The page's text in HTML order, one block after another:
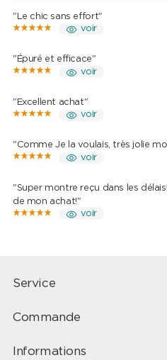
"Le chic sans effort"
voir
"Épuré et efficace"
voir
"Excellent achat"
voir
"Comme Je la voulais, très jolie
voir
"Super montre reçu dans les
de mon achat!"
voir
Service
Commande
Informations